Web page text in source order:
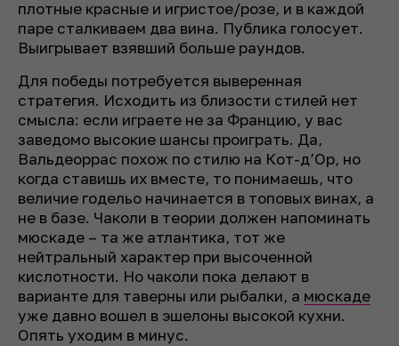
плотные красные и игристое/розе, и в каждой
паре сталкиваем два вина. Публика голосует.
Выигрывает взявший больше раундов.
Для победы потребуется выверенная
стратегия. Исходить из близости стилей нет
смысла: если играете не за Францию, у вас
заведомо высокие шансы проиграть. Да,
Вальдеоррас похож по стилю на Кот-д’Ор, но
когда ставишь их вместе, то понимаешь, что
величие годельо начинается в топовых винах, а
не в базе. Чаколи в теории должен напоминать
мюскаде – та же атлантика, тот же
нейтральный характер при высоченной
кислотности. Но чаколи пока делают в
варианте для таверны или рыбалки, а мюскаде
уже давно вошел в эшелоны высокой кухни.
Опять уходим в минус.